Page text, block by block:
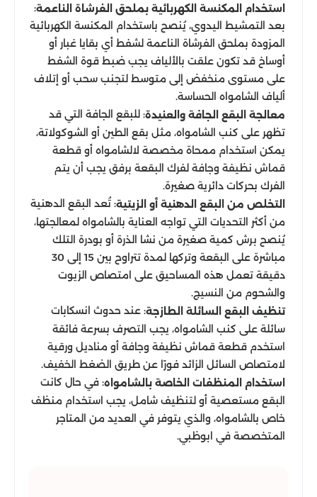
استخدام المكنسة الكهربائية بملحق الفرشاة الناعمة:
بعد التمشيط اليدوي، يُنصح باستخدام المكنسة الكهربائية
المزودة بملحق الفرشاة الناعمة لشفط أي بقايا غبار أو
أوساخ قد تكون علقت بالألياف يجب ضبط قوة الشفط
على مستوى منخفض إلى متوسط لتجنب سحب أو إتلاف
ألياف الشامواه الحساسة.
معالجة البقع الجافة والعنيدة: للبقع الجافة التي قد
تظهر على كنب الشامواه، مثل بقع الطين أو الشوكولاتة،
يمكن استخدام ممحاة مخصصة لالشامواه أو قطعة
قماش نظيفة وجافة لفرك البقعة برفق يجب أن يتم
الفرك بحركات دائرية صغيرة.
التخلص من البقع الدهنية أو الزيتية: تُعد البقع الدهنية
من أكثر التحديات التي تواجه العناية بالشامواه لمعالجتها،
يُنصح برش كمية صغيرة من نشا الذرة أو بودرة التلك
مباشرة على البقعة وتركها لمدة تتراوح بين 15 إلى 30
دقيقة تعمل هذه المساحيق على امتصاص الزيوت
والشحوم من النسيج.
تنظيف البقع السائلة الطازجة: عند حدوث انسكابات
سائلة على كنب الشامواه، يجب التصرف بسرعة فائقة
استخدم قطعة قماش نظيفة وجافة أو مناديل ورقية
لامتصاص السائل الزائد فورًا عن طريق الضغط الخفيف.
استخدام المنظفات الخاصة بالشامواه: في حال كانت
البقع مستعصية أو لتنظيف شامل، يجب استخدام منظف
خاص بالشامواه، والذي يتوفر في العديد من المتاجر
المتخصصة في ابوظبي.